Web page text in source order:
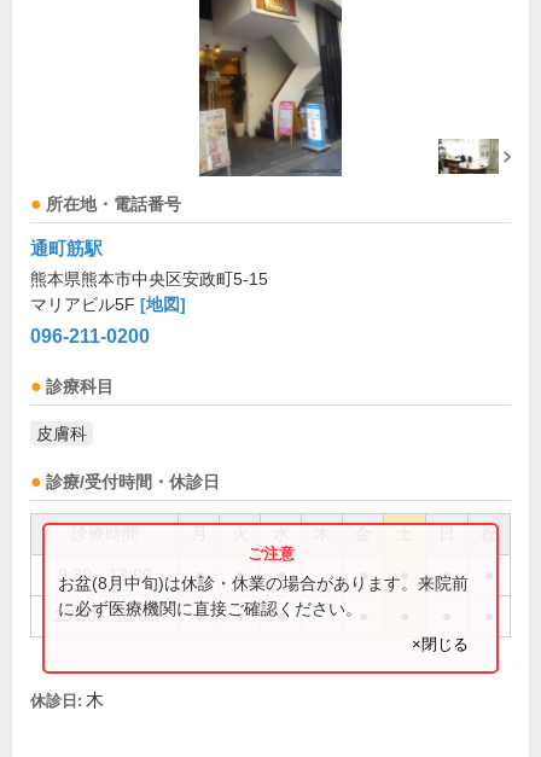
所在地・電話番号
通町筋駅
熊本県熊本市中央区安政町5-15
マリアビル5F [地図]
096-211-0200
診療科目
皮膚科
診療/受付時間・休診日
祝
9:30～13:00 ● ● ● ● ●
15:00～18:00 ● ● ●
お盆(8月中旬)は休診・休業の場合があります。来院前
に必ず医療機関に直接ご確認ください。
×閉じる
休診日: 木